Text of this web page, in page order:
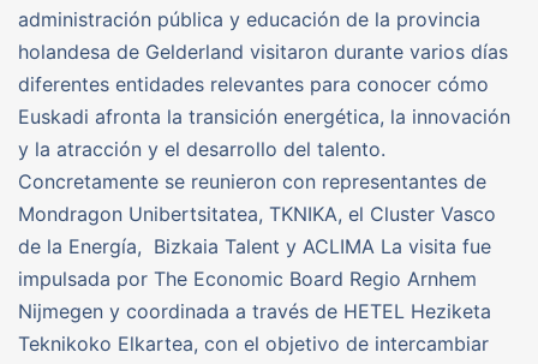
administración pública y educación de la provincia
holandesa de Gelderland visitaron durante varios días
diferentes entidades relevantes para conocer cómo
Euskadi afronta la transición energética, la innovación
y la atracción y el desarrollo del talento.
Concretamente se reunieron con representantes de
Mondragon Unibertsitatea, TKNIKA, el Cluster Vasco
de la Energía, Bizkaia Talent y ACLIMA La visita fue
impulsada por The Economic Board Regio Arnhem
Nijmegen y coordinada a través de HETEL Heziketa
Teknikoko Elkartea, con el objetivo de intercambiar